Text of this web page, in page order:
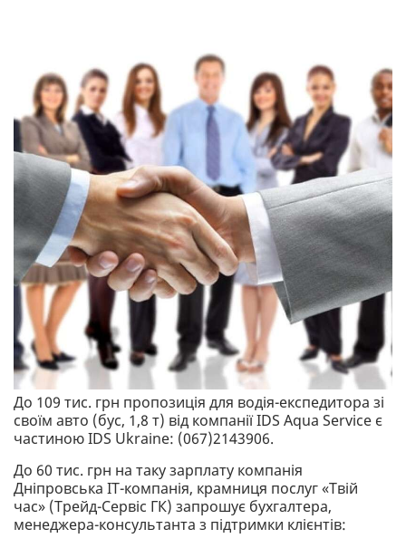
До 109 тис. грн пропозиція для водія-експедитора зі
своїм авто (бус, 1,8 т) від компанії IDS Aqua Service є
частиною IDS Ukraine: (067)2143906.
До 60 тис. грн на таку зарплату компанія
Дніпровська IT-компанія, крамниця послуг «Твій
час» (Трейд-Сервіс ГК) запрошує бухгалтера,
менеджера-консультанта з підтримки клієнтів: